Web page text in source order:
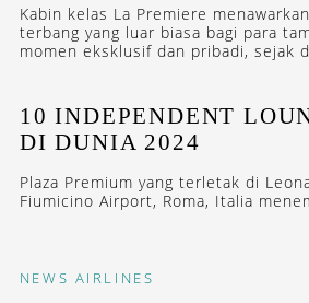
Kabin kelas La Premiere
terbang yang luar biasa bagi para
momen eksklusif dan pribadi, sejak
10 INDEPENDENT
DI DUNIA 2024
Plaza Premium yang terletak di
Fiumicino Airport, Roma, Italia
NEWS AIRLINES